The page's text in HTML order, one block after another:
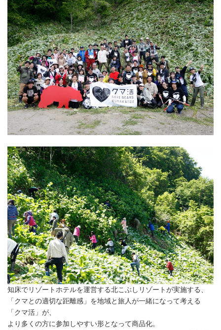
知床でリゾートホテルを運営する北こぶしリゾートが実施する、
「クマとの適切な距離感」を地域と旅人が一緒になって考える
「クマ活」が、
より多くの方に参加しやすい形となって商品化。